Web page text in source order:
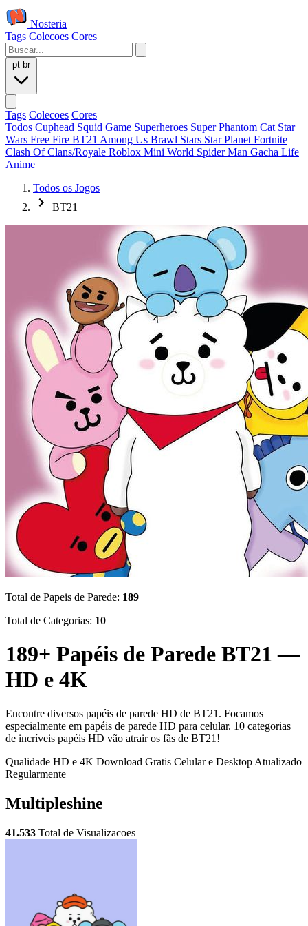
Nosteria
Tags Colecoes Cores
pt-br
Tags Colecoes Cores
Todos Cuphead Squid Game Superheroes Super Phantom Cat Star
Wars Free Fire BT21 Among Us Brawl Stars Star Planet Fortnite
Clash Of Clans/Royale Roblox Mini World Spider Man Gacha Life
Anime
Todos os Jogos
BT21
Total de Papeis de Parede: 189
Total de Categorias: 10
189+ Papéis de Parede BT21 —
HD e 4K
Encontre diversos papéis de parede HD de BT21. Focamos
especialmente em papéis de parede HD para celular. 10 categorias
de incríveis papéis HD vão atrair os fãs de BT21!
Qualidade HD e 4K Download Gratis Celular e Desktop Atualizado
Regularmente
Multipleshine
41.533 Total de Visualizacoes